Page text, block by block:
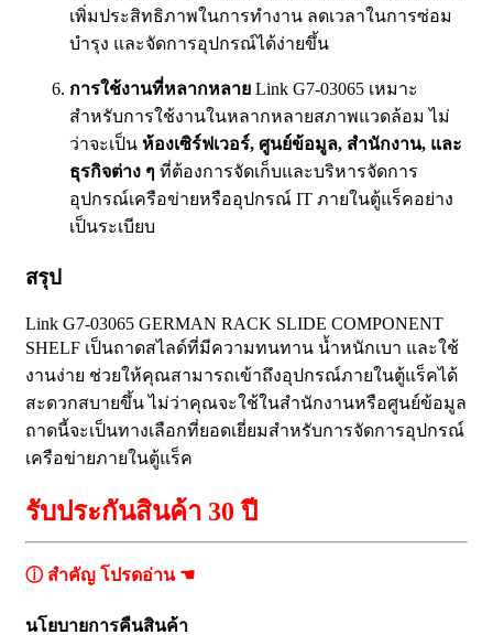
เพิ่มประสิทธิภาพในการทำงาน ลดเวลาในการซ่อม
บำรุง และจัดการอุปกรณ์ได้ง่ายขึ้น
การใช้งานที่หลากหลาย Link G7-03065 เหมาะ
สำหรับการใช้งานในหลากหลายสภาพแวดล้อม ไม่
ว่าจะเป็น ห้องเซิร์ฟเวอร์, ศูนย์ข้อมูล, สำนักงาน, และ
ธุรกิจต่าง ๆ ที่ต้องการจัดเก็บและบริหารจัดการ
อุปกรณ์เครือข่ายหรืออุปกรณ์ IT ภายในตู้แร็คอย่าง
เป็นระเบียบ
สรุป
Link G7-03065 GERMAN RACK SLIDE COMPONENT
SHELF เป็นถาดสไลด์ที่มีความทนทาน น้ำหนักเบา และใช้
งานง่าย ช่วยให้คุณสามารถเข้าถึงอุปกรณ์ภายในตู้แร็คได้
สะดวกสบายขึ้น ไม่ว่าคุณจะใช้ในสำนักงานหรือศูนย์ข้อมูล
ถาดนี้จะเป็นทางเลือกที่ยอดเยี่ยมสำหรับการจัดการอุปกรณ์
เครือข่ายภายในตู้แร็ค
รับประกันสินค้า 30 ปี
ⓘ สำคัญ โปรดอ่าน ☚
นโยบายการคืนสินค้า